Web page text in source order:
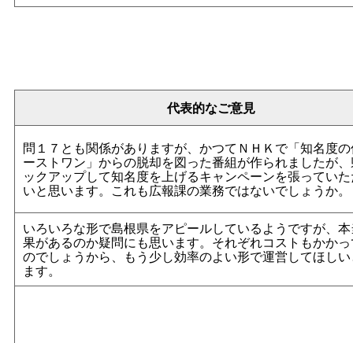
代表的なご意見
問１７とも関係がありますが、かつてＮＨＫで「知名度
ーストワン」からの脱却を図った番組が作られましたが
ックアップして知名度を上げるキャンペーンを張ってい
いと思います。これも広報課の業務ではないでしょうか。
いろいろな形で島根県をアピールしているようですが、
果があるのか疑問にも思います。それぞれコストもかか
のでしょうから、もう少し効率のよい形で運営してほし
ます。